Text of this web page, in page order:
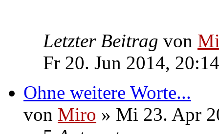
Letzter Beitrag von
Fr 20. Jun 2014, 20:14
Ohne weitere Worte...
von Miro » Mi 23. Apr